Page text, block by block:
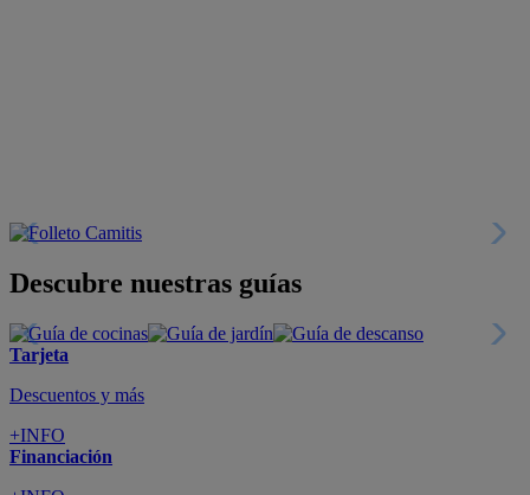
Descubre nuestras guías
Tarjeta
Descuentos y más
+INFO
Financiación